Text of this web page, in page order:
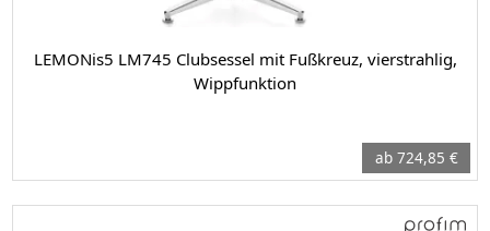
LEMONis5 LM745 Clubsessel mit Fußkreuz, vierstrahlig,
Wippfunktion
ab 724,85 €